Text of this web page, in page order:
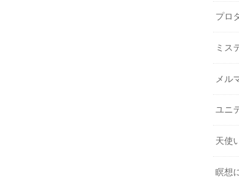
プロ
ミス
メル
ユニ
天使
瞑想